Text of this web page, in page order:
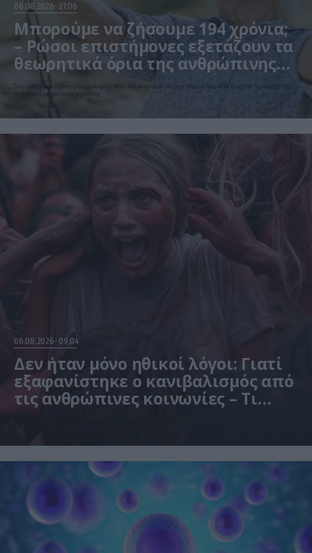
06.08.2026 21:06
Μπορούμε να ζήσουμε 194 χρόνια;
– Ρώσοι επιστήμονες εξετάζουν τα
θεωρητικά όρια της ανθρώπινης
ζωής
Νέο μαθηματικό μοντέλο υπολογίζει πόσο θα μπορούσε να επεκταθεί η διάρκεια ζωής αν περιορίζονταν
οι βασικοί μηχανισμοί γήρανσης
06.08.2026 09:04
Δεν ήταν μόνο ηθικοί λόγοι: Γιατί
εξαφανίστηκε ο κανιβαλισμός από
τις ανθρώπινες κοινωνίες – Τι